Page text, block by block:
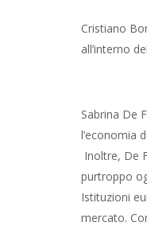
Cristiano
all’interno
Sabrina De
l’economia
Inoltre, De
purtroppo
Istituzioni
mercato.